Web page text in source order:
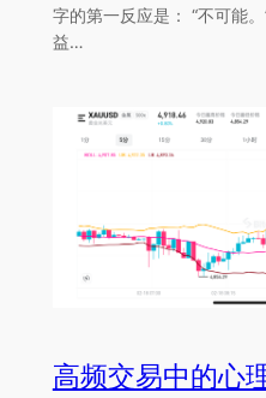
字的第一反应是： “不可能
益…
高频交易中的心